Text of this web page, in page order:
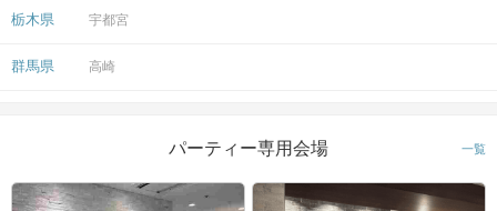
栃木県 宇都宮
群馬県 高崎
パーティー専用会場 一覧